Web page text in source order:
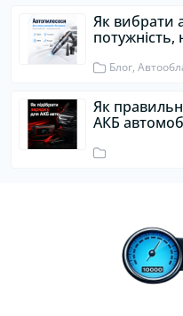
Як вибрати
потужність,
Блог,
Як
АКБ